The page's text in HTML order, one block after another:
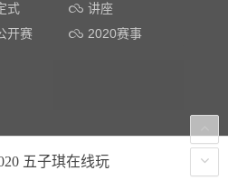
式
讲座
开赛 2020赛事
五子琪在线玩